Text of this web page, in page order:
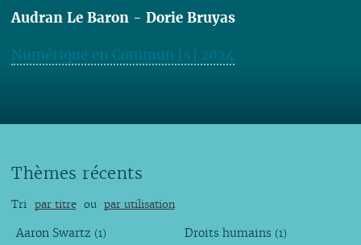
Audran Le Baron -Dorie Bruyas
Numérique en Commun [s] 2024
Thèmes récents
Tri par titre ou par utilisation
Aaron Swartz (1) Droits humains (1)